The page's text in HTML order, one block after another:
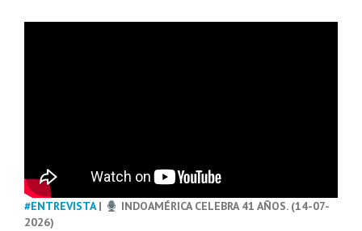
#ENTREVISTA|
INDOAMÉRICA CELEBRA 41 AÑOS. (14-07-
2026)